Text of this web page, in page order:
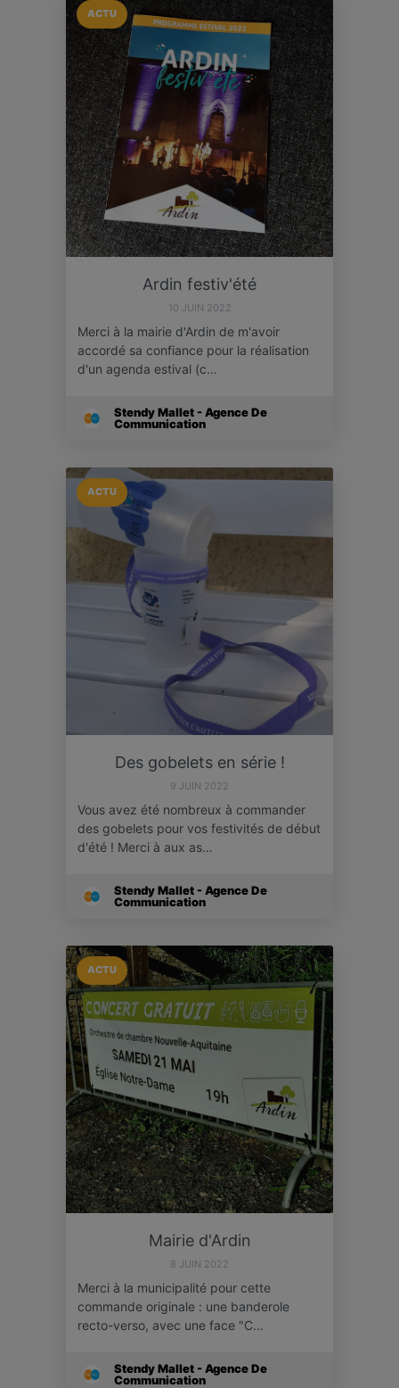
ACTU
Ardin festiv'été
10 JUIN 2022
Merci à la mairie d'Ardin de m'avoir
accordé sa confiance pour la réalisation
d'un agenda estival (c…
Stendy Mallet - Agence De
Communication
ACTU
Des gobelets en série !
9 JUIN 2022
Vous avez été nombreux à commander
des gobelets pour vos festivités de début
d'été ! Merci à aux as…
Stendy Mallet - Agence De
Communication
ACTU
Mairie d'Ardin
8 JUIN 2022
Merci à la municipalité pour cette
commande originale : une banderole
recto-verso, avec une face "C…
Stendy Mallet - Agence De
Communication